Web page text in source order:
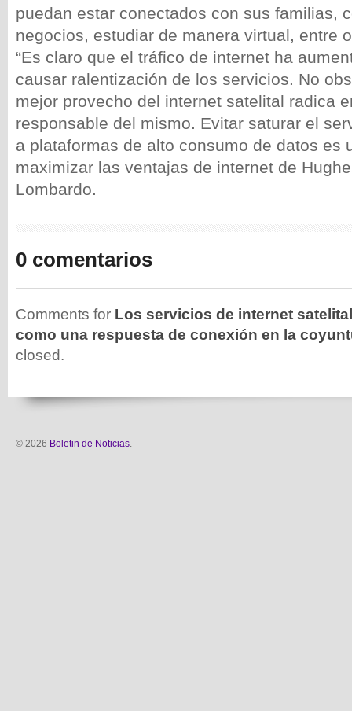
puedan estar conectados con sus familias,
negocios, estudiar de manera virtual, entre
“Es claro que el tráfico de internet ha
causar ralentización de los servicios. No
mejor provecho del internet satelital radica
responsable del mismo. Evitar saturar el
a plataformas de alto consumo de datos es
maximizar las ventajas de internet de
Lombardo.
0 comentarios
Comments for Los servicios de internet
como una respuesta de conexión en la
closed.
© 2026 Boletin de Noticias.